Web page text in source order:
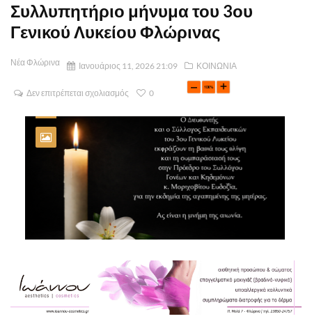
Συλλυπητήριο μήνυμα του 3ου
Γενικού Λυκείου Φλώρινας
Νέα Φλώρινα Ιανουάριος 11, 2026 21:09 ΚΟΙΝΩΝΙΑ
Δεν επιτρέπεται σχολιασμός 0